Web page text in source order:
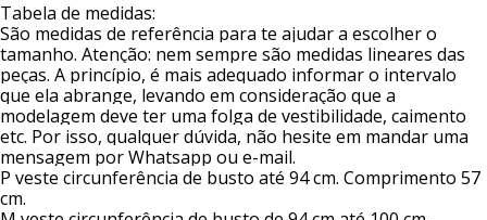
Tabela de medidas:
São medidas de referência para te ajudar a escolher o
tamanho. Atenção: nem sempre são medidas lineares das
peças. A princípio, é mais adequado informar o intervalo
que ela abrange, levando em consideração que a
modelagem deve ter uma folga de vestibilidade, caimento
etc. Por isso, qualquer dúvida, não hesite em mandar uma
mensagem por Whatsapp ou e-mail.
P veste circunferência de busto até 94 cm. Comprimento 57
cm.